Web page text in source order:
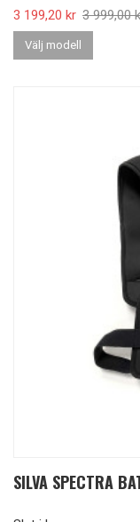
Pris
3 199,20 kr Ordinarie
3 999,00
Välj modell
SILVA SPECTRA